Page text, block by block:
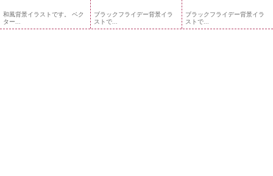
和風背景イラストです。 ベク
ター...
ブラックフライデー背景イラ
ストで...
ブラックフライデー背景イラ
ストで...